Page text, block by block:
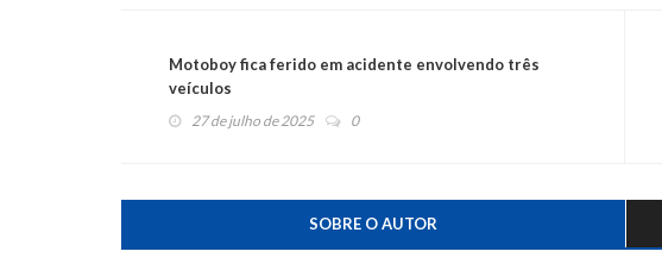
Motoboy fica ferido em acidente envolvendo três
veículos
27 de julho de 2025 0
SOBRE O AUTOR